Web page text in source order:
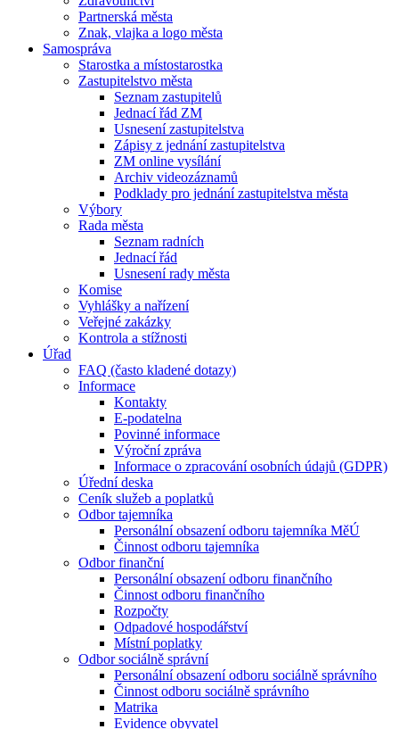
Partnerská města
Znak, vlajka a logo města
Samospráva
Starostka a místostarostka
Zastupitelstvo města
Seznam zastupitelů
Jednací řád ZM
Usnesení zastupitelstva
Zápisy z jednání zastupitelstva
ZM online vysílání
Archiv videozáznamů
Podklady pro jednání zastupitelstva města
Výbory
Rada města
Seznam radních
Jednací řád
Usnesení rady města
Komise
Vyhlášky a nařízení
Veřejné zakázky
Kontrola a stížnosti
Úřad
FAQ (často kladené dotazy)
Informace
Kontakty
E-podatelna
Povinné informace
Výroční zpráva
Informace o zpracování osobních údajů (GDPR)
Úřední deska
Ceník služeb a poplatků
Odbor tajemníka
Personální obsazení odboru tajemníka MěÚ
Činnost odboru tajemníka
Odbor finanční
Personální obsazení odboru finančního
Činnost odboru finančního
Rozpočty
Odpadové hospodářství
Místní poplatky
Odbor sociálně správní
Personální obsazení odboru sociálně správního
Činnost odboru sociálně správního
Matrika
Evidence obyvatel